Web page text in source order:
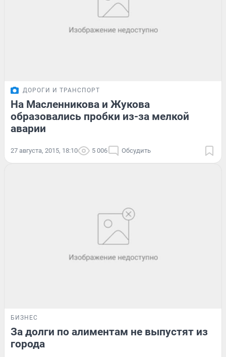
ДОРОГИ И ТРАНСПОРТ
На Масленникова и Жукова
образовались пробки из-за мелкой
аварии
27 августа, 2015, 18:10 5 006 Обсудить
БИЗНЕС
За долги по алиментам не выпустят из
города